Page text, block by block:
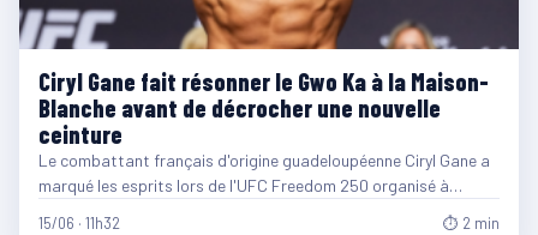
Ciryl Gane fait résonner le Gwo Ka à la Maison-
Blanche avant de décrocher une nouvelle
ceinture
Le combattant français d'origine guadeloupéenne Ciryl Gane a
marqué les esprits lors de l'UFC Freedom 250 organisé à…
15/06 · 11h32 ⏱ 2 min